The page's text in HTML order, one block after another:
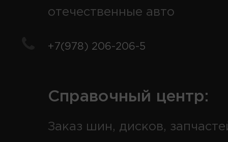
отечественные авто
+7(978) 206-206-5
Справочный центр:
Заказ шин, дисков,